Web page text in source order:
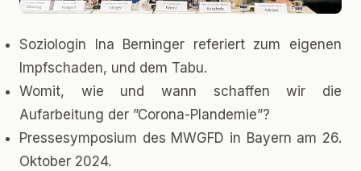
Soziologin Ina Berninger referiert zum eigenen
Impfschaden, und dem Tabu.
Womit, wie und wann schaffen wir die
Aufarbeitung der ”Corona-Plandemie”?
Pressesymposium des MWGFD in Bayern am 26.
Oktober 2024.